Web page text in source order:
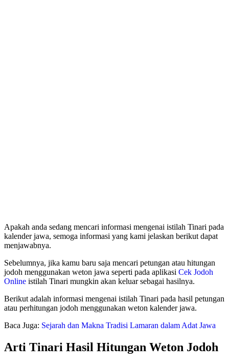
Apakah anda sedang mencari informasi mengenai istilah Tinari pada
kalender jawa, semoga informasi yang kami jelaskan berikut dapat
menjawabnya.
Sebelumnya, jika kamu baru saja mencari petungan atau hitungan
jodoh menggunakan weton jawa seperti pada aplikasi Cek Jodoh
Online istilah Tinari mungkin akan keluar sebagai hasilnya.
Berikut adalah informasi mengenai istilah Tinari pada hasil petungan
atau perhitungan jodoh menggunakan weton kalender jawa.
Baca Juga: Sejarah dan Makna Tradisi Lamaran dalam Adat Jawa
Arti Tinari Hasil Hitungan Weton Jodoh